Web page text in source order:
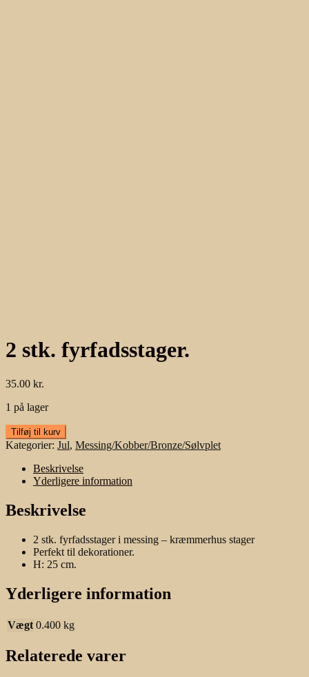
2 stk. fyrfadsstager.
35.00 kr.
1 på lager
stk.
fyrfadsstager.
antal
Tilføj til kurv
Kategorier: Jul, Messing/Kobber/Bronze/Sølvplet
Beskrivelse
Yderligere information
Beskrivelse
2 stk. fyrfadsstager i messing – kræmmerhus stager
Perfekt til dekorationer.
H: 25 cm.
Yderligere information
Vægt 0.400 kg
Relaterede varer